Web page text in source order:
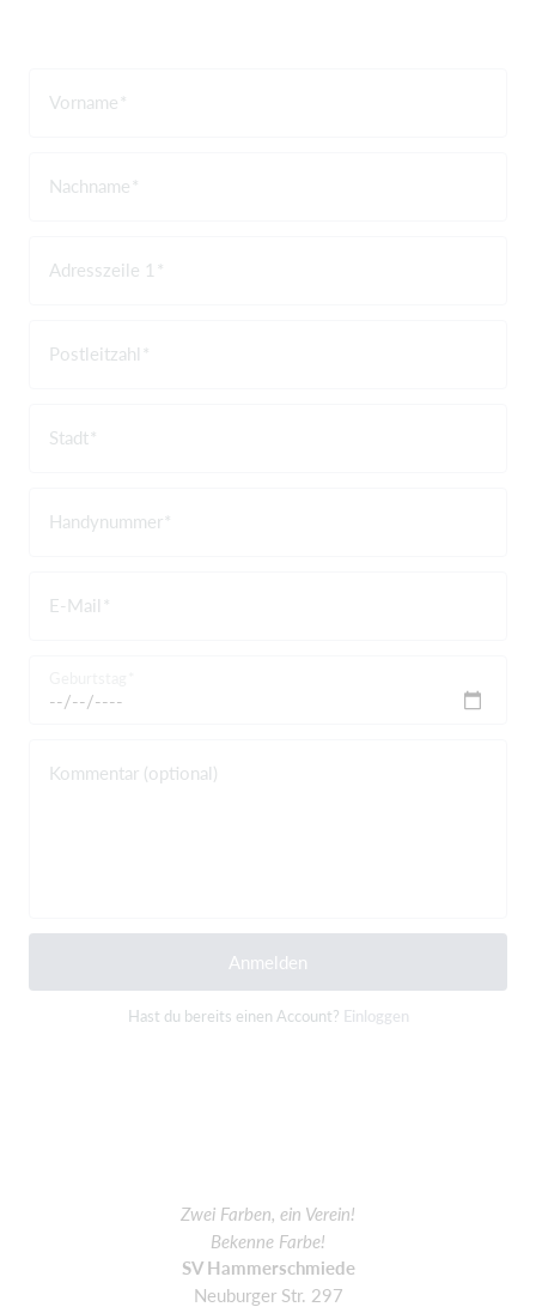
Vorname
Nachname
Adresszeile 1
Postleitzahl
Stadt
Handynummer
E-Mail
Kommentar (optional)
Anmelden
Hast du bereits einen Account? Einloggen
Zwei Farben, ein Verein!
Bekenne Farbe!
SV Hammerschmiede
Neuburger Str. 297